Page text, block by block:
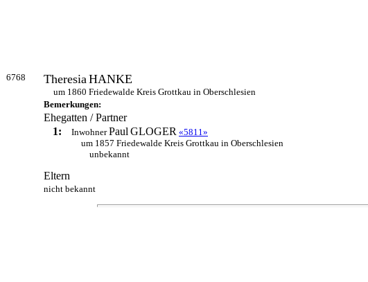
6768 TheresiaHANKE
um 1860 Friedewalde Kreis Grottkau in Oberschlesien
Bemerkungen:
Ehegatten / Partner
1:
InwohnerPaul GLOGER «5811»
um 1857 Friedewalde Kreis Grottkau in Oberschlesien
unbekannt
Eltern
nicht bekannt